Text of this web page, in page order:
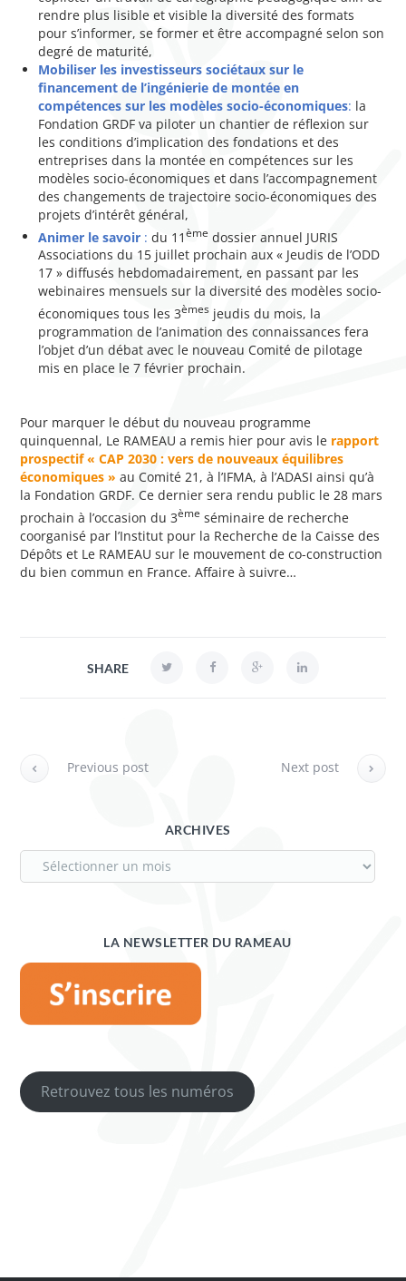
rendre plus lisible et visible la diversité des formats
pour s’informer, se former et être accompagné selon son
degré de maturité,
Mobiliser les investisseurs sociétaux sur le
financement de l’ingénierie de montée en
compétences sur les modèles socio-économiques: la
Fondation GRDF va piloter un chantier de réflexion sur
les conditions d’implication des fondations et des
entreprises dans la montée en compétences sur les
modèles socio-économiques et dans l’accompagnement
des changements de trajectoire socio-économiques des
projets d’intérêt général,
Animer le savoir : du 11ème dossier annuel JURIS
Associations du 15 juillet prochain aux « Jeudis de l’ODD
17 » diffusés hebdomadairement, en passant par les
webinaires mensuels sur la diversité des modèles socio-
économiques tous les 3èmes jeudis du mois, la
programmation de l’animation des connaissances fera
l’objet d’un débat avec le nouveau Comité de pilotage
mis en place le 7 février prochain.
Pour marquer le début du nouveau programme
quinquennal, Le RAMEAU a remis hier pour avis le rapport
prospectif « CAP 2030 : vers de nouveaux équilibres
économiques » au Comité 21, à l’IFMA, à l’ADASI ainsi qu’à
la Fondation GRDF. Ce dernier sera rendu public le 28 mars
prochain à l’occasion du 3ème séminaire de recherche
coorganisé par l’Institut pour la Recherche de la Caisse des
Dépôts et Le RAMEAU sur le mouvement de co-construction
du bien commun en France. Affaire à suivre…
SHARE
Previous post Next post
ARCHIVES
LA NEWSLETTER DU RAMEAU
Retrouvez tous les numéros